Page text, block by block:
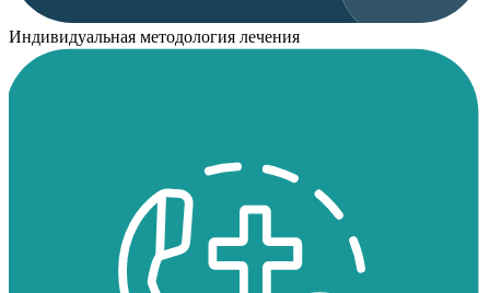
Индивидуальная методология лечения